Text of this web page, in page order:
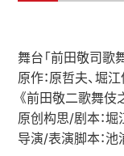
舞台「前田敬司歌
原作：原哲夫、堀
《前田敬二歌舞伎
原创构思/剧本：堀
导演/表演脚本：池